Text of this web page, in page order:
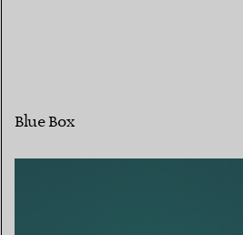
Blue Box